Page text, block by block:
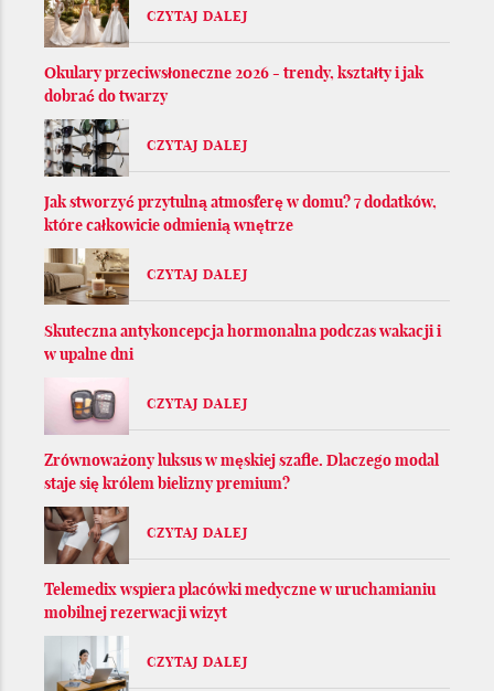
CZYTAJ DALEJ
Okulary przeciwsłoneczne 2026 - trendy, kształty i jak
dobrać do twarzy
CZYTAJ DALEJ
Jak stworzyć przytulną atmosferę w domu? 7 dodatków,
które całkowicie odmienią wnętrze
CZYTAJ DALEJ
Skuteczna antykoncepcja hormonalna podczas wakacji i
w upalne dni
CZYTAJ DALEJ
Zrównoważony luksus w męskiej szafie. Dlaczego modal
staje się królem bielizny premium?
CZYTAJ DALEJ
Telemedix wspiera placówki medyczne w uruchamianiu
mobilnej rezerwacji wizyt
CZYTAJ DALEJ